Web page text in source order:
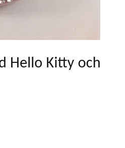
Hello Kitty och